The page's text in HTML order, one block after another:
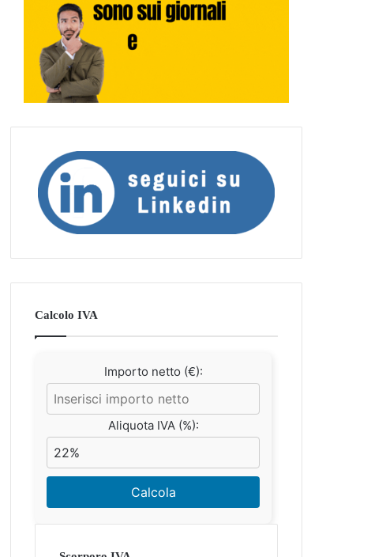
Calcolo IVA
Importo netto (€):
Aliquota IVA (%):
Calcola